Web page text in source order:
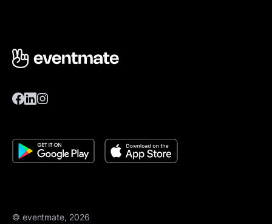
© eventmate, 2026